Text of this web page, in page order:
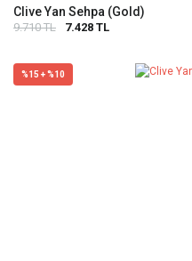
Clive Yan Sehpa (Gold)
9.710 TL 7.428 TL
%15 + %10